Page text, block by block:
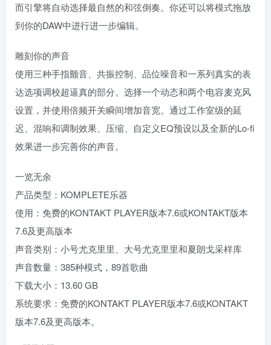
而引擎将自动选择最自然的和弦倒奏。你还可以将模式拖放
到你的DAW中进行进一步编辑。
雕刻你的声音
使用三种手指颤音、共振控制、品位噪音和一系列真实的表
达选项调校超逼真的部分。选择一个动态和两个电容麦克风
设置，并使用倍频开关瞬间增加音宽。通过工作室级的延
迟、混响和调制效果、压缩、自定义EQ预设以及全新的Lo-fi
效果进一步完善你的声音。
一览无余
产品类型：KOMPLETE乐器
使用：免费的KONTAKT PLAYER版本7.6或KONTAKT版本
7.6及更高版本
声音类别：小号尤克里里、大号尤克里里和夏朗戈采样库
声音数量：385种模式，89首歌曲
下载大小：13.60 GB
系统要求：免费的KONTAKT PLAYER版本7.6或KONTAKT
版本7.6及更高版本。